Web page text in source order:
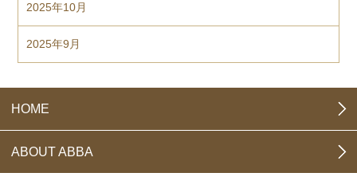
2025年10月
2025年9月
HOME
ABOUT ABBA